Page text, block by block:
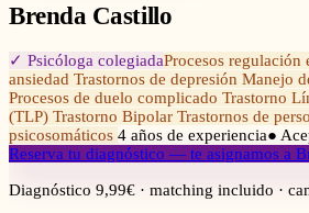
Brenda Castillo
✓ Psicóloga colegiadaProcesos regulación
ansiedad Trastornos de depresión Manejo
Procesos de duelo complicado Trastorno
(TLP) Trastorno Bipolar Trastornos de
psicosomáticos 4 años de experiencia●
Reserva tu diagnóstico — te asignamos a
Diagnóstico 9,99€ · matching incluido ·